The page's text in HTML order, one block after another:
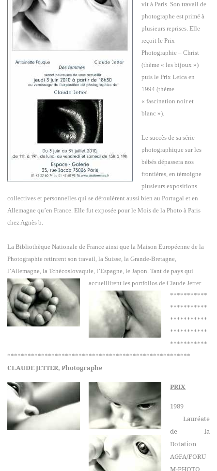
vit à Paris. Son travail de
photographe est primé à
plusieurs reprises. Elle
reçoit le Prix
Photographie – Christ
(thème « les bijoux »)
puis le Prix Leica en
1994 (thème
« fascination noir et
blanc »).
Le succès de sa série
photographique sur les
bébés dépassera nos
frontières, en témoigne
plusieurs expositions
collectives et personnelles qui se déroulèrent aussi bien au Portugal et en
Allemagne qu’en France. Elle fut exposée pour le Mois de la Photo à Paris
chez Agnès b.
La Bibliothèque Nationale de France ainsi que la Maison Européenne de la
Photographie retinrent son travail, la Suisse, la Grande-Bretagne,
l’Allemagne, la Tchécoslovaquie, l’Espagne, le Japon. Tant de pays qui
accueillirent les portfolios de Claude Jetter.
***********
***********
***********
***********
***********
******************************************************
CLAUDE JETTER, Photographe
PRIX
1989
Lauréate
de la
Dotation
AGFA/FORU
M-PHOTO